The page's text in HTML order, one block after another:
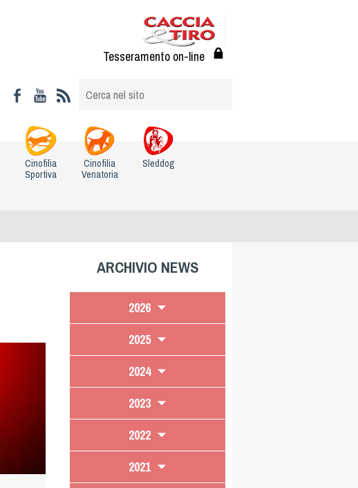
Tesseramento on-line
Cinofilia
Sportiva
Cinofilia
Venatoria
Sleddog
ARCHIVIO NEWS
2026
2025
2024
2023
2022
2021